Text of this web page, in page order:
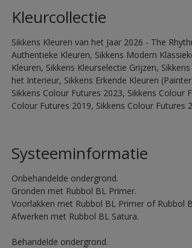
Kleurcollectie
Sikkens Kleuren van het Jaar 2026 - The
Authentieke Kleuren, Sikkens Modern
Kleuren, Sikkens Kleurselectie Grijzen,
het Interieur, Sikkens Erkende Kleuren
Sikkens Colour Futures 2023, Sikkens Colour
Colour Futures 2019, Sikkens Colour Futures
Systeeminformatie
Onbehandelde ondergrond.
Gronden met Rubbol BL Primer.
Voorlakken met Rubbol BL Primer of Rubbol
Afwerken met Rubbol BL Satura.
Behandelde ondergrond.